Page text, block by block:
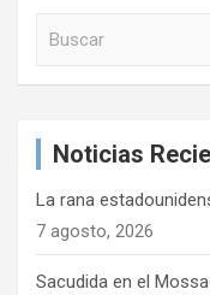
n
Noticias
La rana
7 agosto, 2026
Sacudida en el